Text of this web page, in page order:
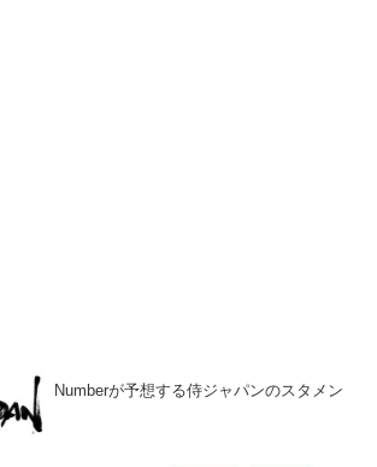
Numberが予想する侍ジャパンのスタメン